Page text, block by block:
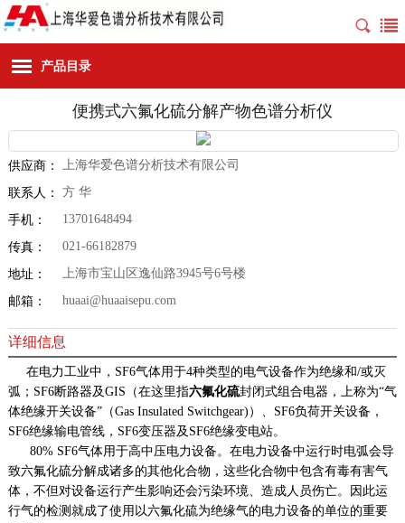
产品目录
便携式六氟化硫分解产物色谱分析仪
供应商： 上海华爱色谱分析技术有限公司
联系人： 方 华
手机： 13701648494
传真： 021-66182879
地址： 上海市宝山区逸仙路3945号6号楼
邮箱： huaai@huaaisepu.com
详细信息
在电力工业中，SF6气体用于4种类型的电气设备作为绝缘和/或灭
弧；SF6断路器及GIS（在这里指六氟化硫封闭式组合电器，上称为“气
体绝缘开关设备”（Gas Insulated Switchgear)）、SF6负荷开关设备，
SF6绝缘输电管线，SF6变压器及SF6绝缘变电站。
80% SF6气体用于高中压电力设备。在电力设备中运行时电弧会导
致六氟化硫分解成诸多的其他化合物，这些化合物中包含有毒有害气
体，不但对设备运行产生影响还会污染环境、造成人员伤亡。因此运
行气的检测就成了使用以六氟化硫为绝缘气的电力设备的单位的重要